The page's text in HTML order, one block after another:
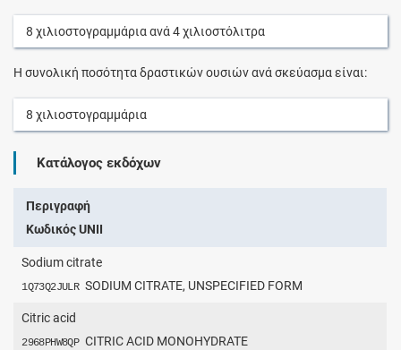
8 χιλιοστογραμμάριαανά4χιλιοστόλιτρα
Η συνολική ποσότητα δραστικών ουσιών ανά σκεύασμα είναι:
8 χιλιοστογραμμάρια
Κατάλογος εκδόχων
Περιγραφή
Κωδικός UNII
Sodium citrate
1Q73Q2JULR SODIUM CITRATE, UNSPECIFIED FORM
Citric acid
2968PHW8QP CITRIC ACID MONOHYDRATE